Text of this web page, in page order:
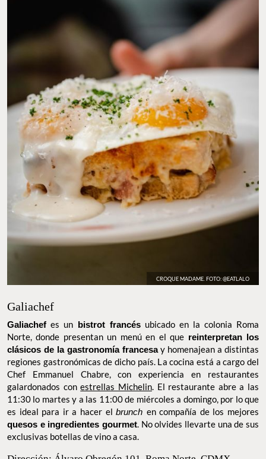
CROQUE MADAME. FOTO: @EATLALO
Galiachef
Galiachefes unbistrot francésubicado en la colonia Roma
Norte, donde presentan un menú en el que reinterpretan los
clásicos de la gastronomía francesay homenajean a distintas
regiones gastronómicas de dicho país. La cocina está a cargo del
Chef Emmanuel Chabre, con experiencia en restaurantes
galardonados conestrellas Michelin. El restaurante abre a las
11:30 lo martes y a las 11:00 de miércoles a domingo, por lo que
es ideal para ir a hacer elbrunch en compañía de los mejores
quesos e ingredientes gourmet. No olvides llevarte una de sus
exclusivas botellas de vino a casa.